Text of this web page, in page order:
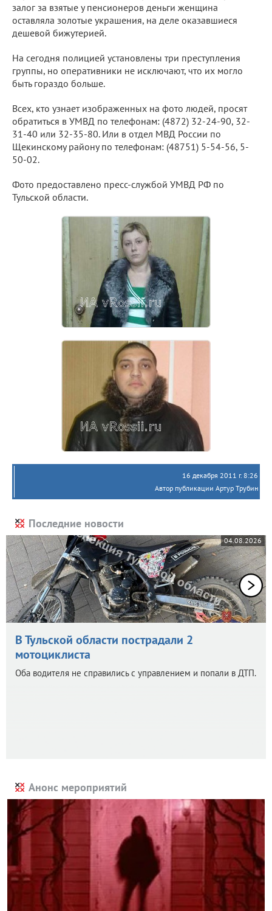
залог за взятые у пенсионеров деньги женщина
оставляла золотые украшения, на деле оказавшиеся
дешевой бижутерией.
На сегодня полицией установлены три преступления
группы, но оперативники не исключают, что их могло
быть гораздо больше.
Всех, кто узнает изображенных на фото людей, просят
обратиться в УМВД по телефонам: (4872) 32-24-90, 32-
31-40 или 32-35-80. Или в отдел МВД России по
Щекинскому району по телефонам: (48751) 5-54-56, 5-
50-02.
Фото предоставлено пресс-службой УМВД РФ по
Тульской области.
16 декабря 2011 г. 8:26
Автор публикации Артур Трубин
Последние новости
04.08.2026
В Тульской области пострадали 2
мотоциклиста
Оба водителя не справились с управлением и попали в ДТП.
Анонс мероприятий